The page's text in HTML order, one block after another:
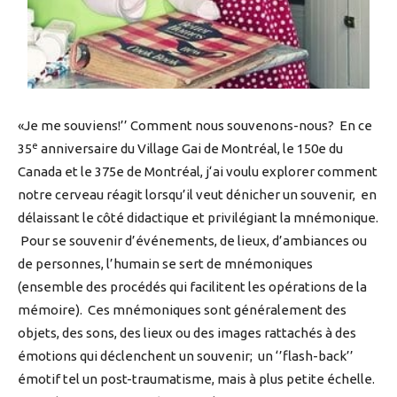
«Je me souviens!’’ Comment nous souvenons-nous? En ce
35e anniversaire du Village Gai de Montréal, le 150e du
Canada et le 375e de Montréal, j‘ai voulu explorer comment
notre cerveau réagit lorsqu’il veut dénicher un souvenir, en
délaissant le côté didactique et privilégiant la mnémonique.
Pour se souvenir d’événements, de lieux, d’ambiances ou
de personnes, l’humain se sert de mnémoniques
(ensemble des procédés qui facilitent les opérations de la
mémoire). Ces mnémoniques sont généralement des
objets, des sons, des lieux ou des images rattachés à des
émotions qui déclenchent un souvenir; un ‘’flash-back’’
émotif tel un post-traumatisme, mais à plus petite échelle.